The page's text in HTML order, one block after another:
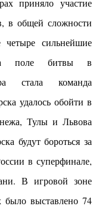
приняло участие
в общей сложности
сильнейшие
поле битвы в
стала команда
удалось обойти в
Тулы и Львова
будут бороться за
в суперфинале,
В игровой зоне
было выставлено 74